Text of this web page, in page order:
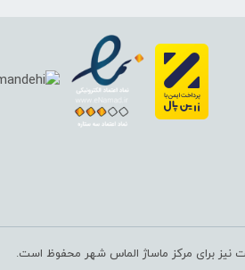
نیز برای مرکز ماساژ الماس شهر محفوظ است.